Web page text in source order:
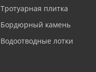
Тротуарная плитка
Бордюрный камень
Водоотводные лотки